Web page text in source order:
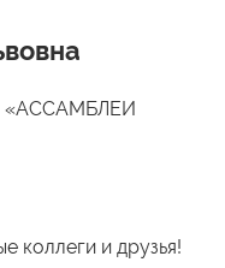
«АССАМБЛЕИ
коллеги и друзья!